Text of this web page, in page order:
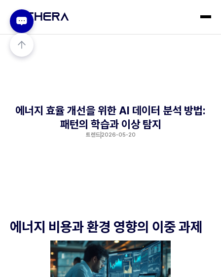
에너지 효율 개선을 위한 AI 데이터 분석 방법:
패턴의 학습과 이상 탐지
트렌드 2026-05-20
에너지 비용과 환경 영향의 이중 과제